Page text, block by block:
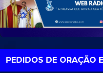
PEDIDOS DE ORAÇÃO